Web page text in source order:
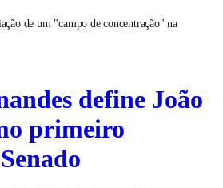
de um "campo de concentração" na
define João
primeiro